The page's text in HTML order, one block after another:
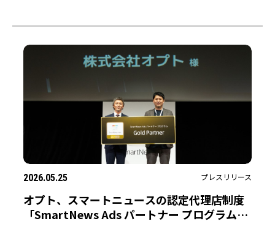
2026.05.25 プレスリリース
オプト、スマートニュースの認定代理店制度
「SmartNews Ads パートナー プログラム」